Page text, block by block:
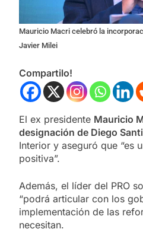
Mauricio Macri celebró la
Javier Milei
Compartilo!
El ex presidente Mauricio
designación de Diego
Interior y aseguró que “es
positiva”.
Además, el líder del PRO
“podrá articular con los
implementación de las
necesitan.